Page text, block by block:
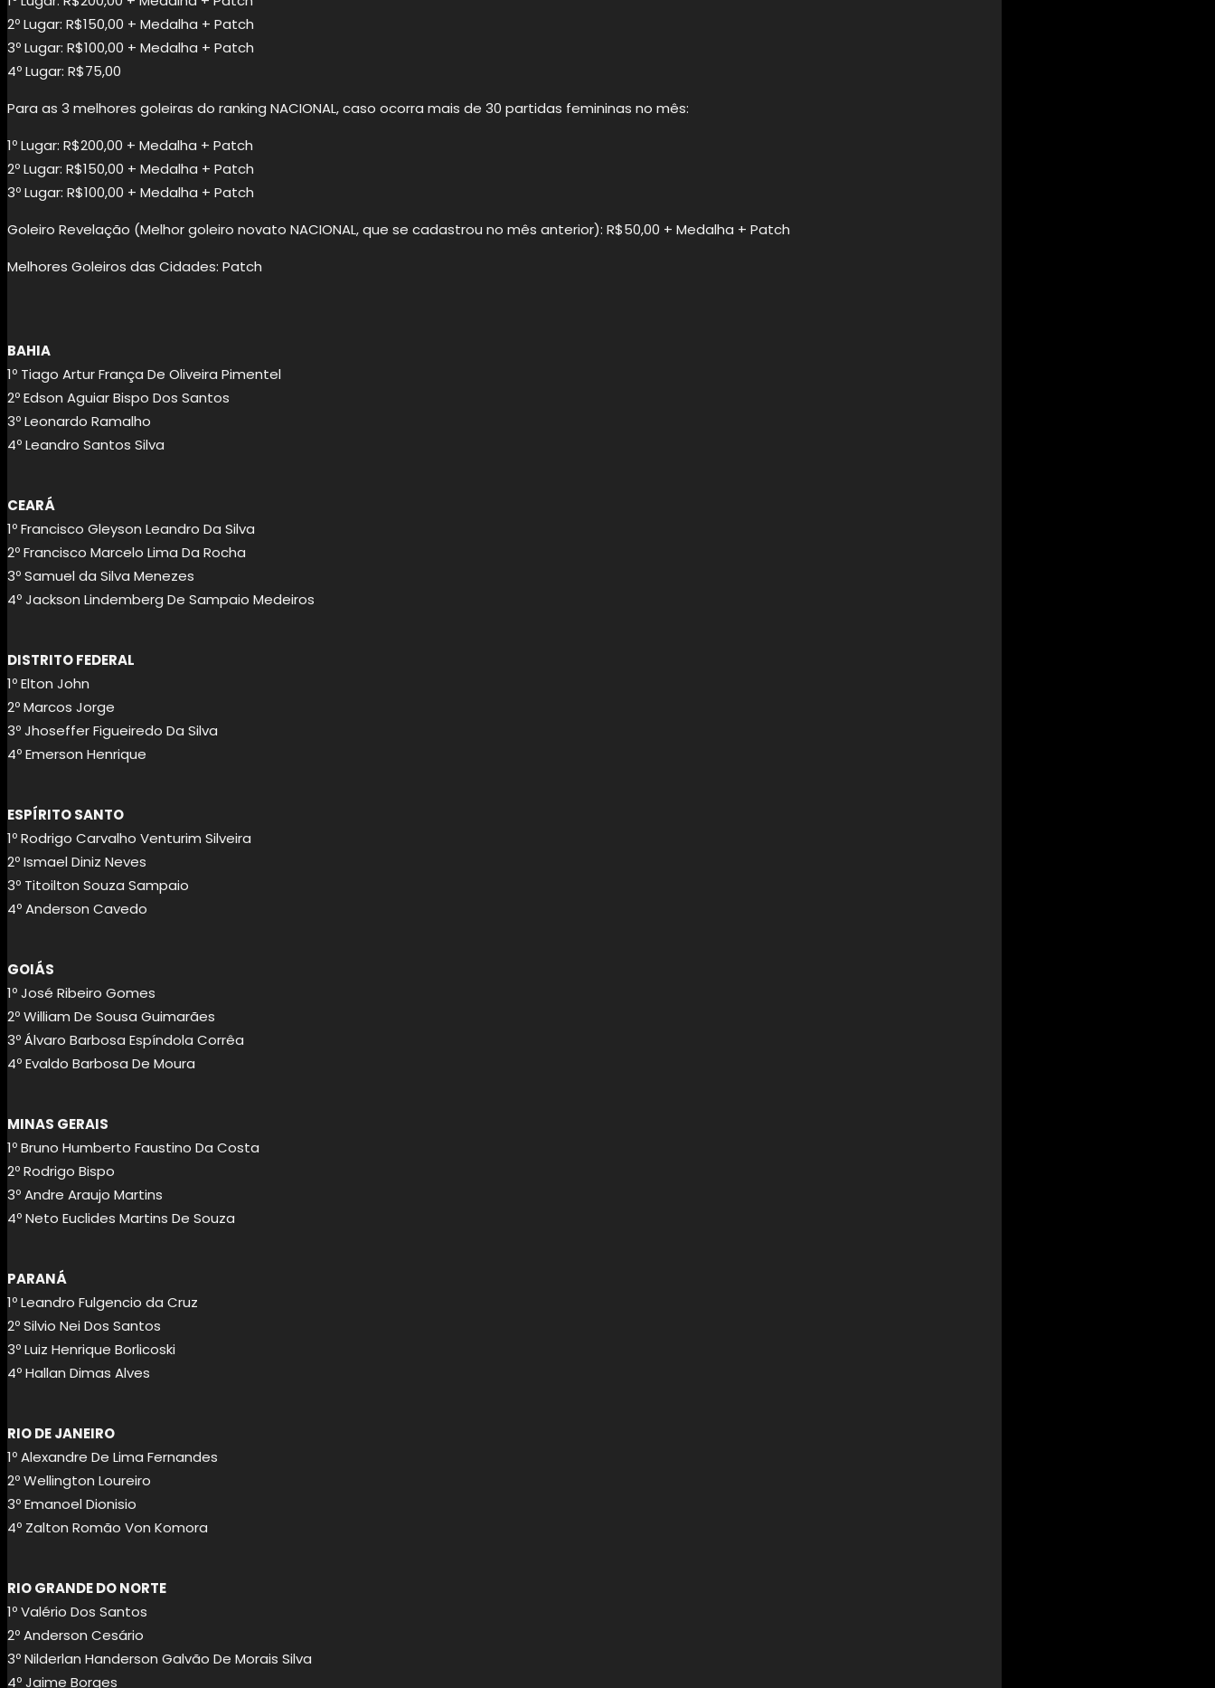
2º Lugar: R$150,00 + Medalha + Patch
3º Lugar: R$100,00 + Medalha + Patch
4º Lugar: R$75,00
Para as 3 melhores goleiras do ranking NACIONAL, caso ocorra mais de 30 partidas femininas no mês:
1º Lugar: R$200,00 + Medalha + Patch
2º Lugar: R$150,00 + Medalha + Patch
3º Lugar: R$100,00 + Medalha + Patch
Goleiro Revelação (Melhor goleiro novato NACIONAL, que se cadastrou no mês anterior): R$50,00 + Medalha + Patch
Melhores Goleiros das Cidades: Patch
BAHIA
1º Tiago Artur França De Oliveira Pimentel
2º Edson Aguiar Bispo Dos Santos
3º Leonardo Ramalho
4º Leandro Santos Silva
CEARÁ
1º Francisco Gleyson Leandro Da Silva
2º Francisco Marcelo Lima Da Rocha
3º Samuel da Silva Menezes
4º Jackson Lindemberg De Sampaio Medeiros
DISTRITO FEDERAL
1º Elton John
2º Marcos Jorge
3º Jhoseffer Figueiredo Da Silva
4º Emerson Henrique
ESPÍRITO SANTO
1º Rodrigo Carvalho Venturim Silveira
2º Ismael Diniz Neves
3º Titoilton Souza Sampaio
4º Anderson Cavedo
GOIÁS
1º José Ribeiro Gomes
2º William De Sousa Guimarães
3º Álvaro Barbosa Espíndola Corrêa
4º Evaldo Barbosa De Moura
MINAS GERAIS
1º Bruno Humberto Faustino Da Costa
2º Rodrigo Bispo
3º Andre Araujo Martins
4º Neto Euclides Martins De Souza
PARANÁ
1º Leandro Fulgencio da Cruz
2º Silvio Nei Dos Santos
3º Luiz Henrique Borlicoski
4º Hallan Dimas Alves
RIO DE JANEIRO
1º Alexandre De Lima Fernandes
2º Wellington Loureiro
3º Emanoel Dionisio
4º Zalton Romão Von Komora
RIO GRANDE DO NORTE
1º Valério Dos Santos
2º Anderson Cesário
3º Nilderlan Handerson Galvão De Morais Silva
4º Jaime Borges